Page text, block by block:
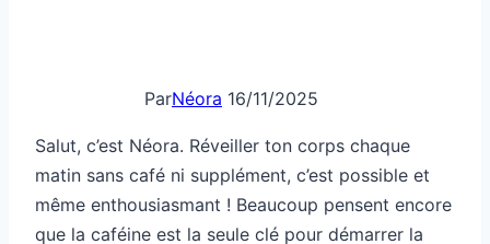
ParNéora 16/11/2025
Salut, c’est Néora. Réveiller ton corps chaque
matin sans café ni supplément, c’est possible et
même enthousiasmant ! Beaucoup pensent encore
que la caféine est la seule clé pour démarrer la